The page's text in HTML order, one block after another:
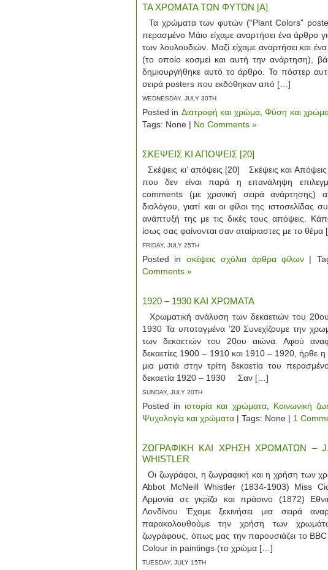
ΤΑ ΧΡΩΜΑΤΑ ΤΩΝ ΦΥΤΏΝ [Α]
Τα χρώματα των φυτών (“Plant Colors”
περασμένο Μάιο είχαμε αναρτήσει ένα άρθρο
των λουλουδιών. Μαζί είχαμε αναρτήσει και
(το οποίο κοσμεί και αυτή την ανάρτηση),
δημιουργήθηκε αυτό το άρθρο. Το πόστερ
σειρά posters που εκδόθηκαν από […]
WEDNESDAY, JULY 30TH
Posted in Διατροφή και χρώμα,Φύση και
Tags: None | No Comments »
ΣΚΕΨΕΙΣ ΚΙ ΑΠΟΨΕΙΣ [20]
Σκέψεις κι’ απόψεις [20] Σκέψεις και
που δεν είναι παρά η επανάληψη
comments (με χρονική σειρά ανάρτησης)
διαλόγου, γιατί και οι φίλοι της ιστοσελίδας
ανάπτυξή της με τις δικές τους απόψεις.
ίσως σας φαίνονται σαν αταίριαστες με το
FRIDAY, JULY 25TH
Posted in σκέψεις σχόλια άρθρα φίλων |
Comments »
1920 – 1930 ΚΑΙ ΧΡΩΜΑΤΑ
Χρωματική ανάλυση των δεκαετιών του
1930 Τα υποταγμένα ’20 Συνεχίζουμε την
των δεκαετιών του 20ου αιώνα. Αφού
δεκαετίες 1900 – 1910 και 1910 – 1920, ήρθε
μια ματιά στην τρίτη δεκαετία του
δεκαετία 1920 – 1930 Σαν […]
SUNDAY, JULY 20TH
Posted in ιστορία και χρώματα, Κοινωνική
Ψυχολογία και χρώματα | Tags: None | 1
ΖΩΓΡΑΦΙΚΗ ΚΑΙ ΧΡΗΣΗ ΧΡΩΜΑΤΩΝ – J.
WHISTLER
Οι ζωγράφοι, η ζωγραφική και η χρήση των
Abbot McNeill Whistler (1834-1903) Miss
Αρμονία σε γκρίζο και πράσινο (1872)
Λονδίνου Έχομε ξεκινήσει μια σειρά
παρακολουθούμε την χρήση των
ζωγράφους, όπως μας την παρουσιάζει το
Colour in paintings (το χρώμα […]
TUESDAY, JULY 15TH